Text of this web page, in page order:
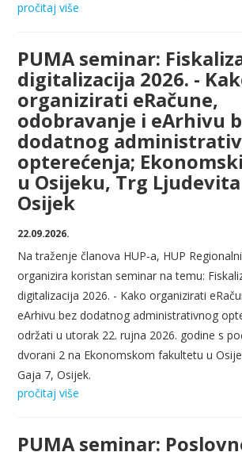
pročitaj više
PUMA seminar:
digitalizacija 2026. -
organizirati eRačune,
odobravanje i eArhivu
dodatnog
opterećenja;
u Osijeku, Trg Ljudevita
Osijek
22.09.2026.
Na traženje članova HUP-a, HUP
organizira koristan seminar na temu:
digitalizacija 2026. - Kako organizirati
eArhivu bez dodatnog administrativnog
održati u utorak 22. rujna 2026. godine s
dvorani 2 na Ekonomskom fakultetu u
Gaja 7, Osijek.
pročitaj više
PUMA seminar: